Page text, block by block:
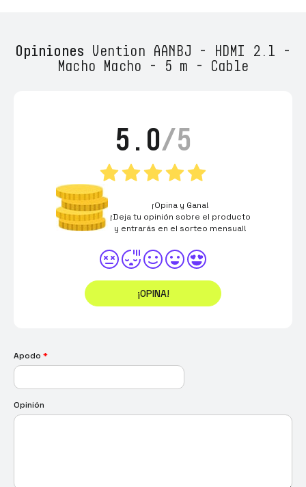
Opiniones Vention AANBJ - HDMI 2.1 -
Macho Macho - 5 m - Cable
5.0/5
¡Opina y Gana!
¡Deja tu opinión sobre el producto
y entrarás en el sorteo mensual!
¡OPINA!
Apodo *
Opinión